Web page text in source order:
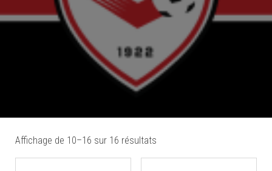
Affichage de 10–16 sur 16 résultats